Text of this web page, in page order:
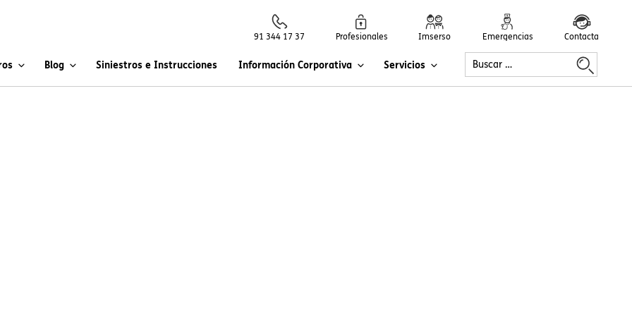
91 344 17 37 Profesionales Imserso Emergencias Contacta
Blog Siniestros e Instrucciones Información Corporativa Servicios